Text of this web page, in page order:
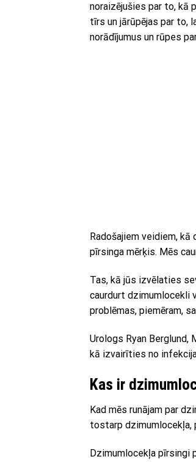
noraizējušies par to, kā
tīrs un jārūpējas par to,
norādījumus un rūpes
Radošajiem veidiem,
pīrsinga mērķis. Mēs
Tas, kā jūs izvēlaties
caurdurt dzimumlocekli
problēmas, piemēram,
Urologs Ryan
kā izvairīties no
Kas ir
Kad mēs runājam par
tostarp dzimumlocekļa,
Dzimumlocekļa pīrsingi